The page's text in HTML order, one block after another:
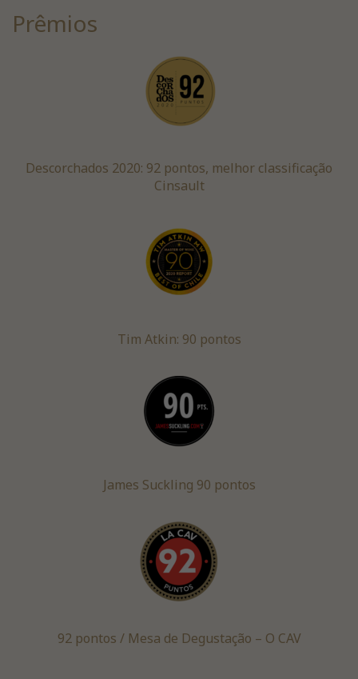
Prêmios
Descorchados 2020: 92 pontos, melhor classificação
Cinsault
Tim Atkin: 90 pontos
James Suckling 90 pontos
92 pontos / Mesa de Degustação – O CAV